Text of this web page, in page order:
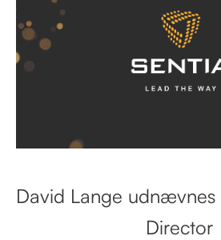
David Lange
Director